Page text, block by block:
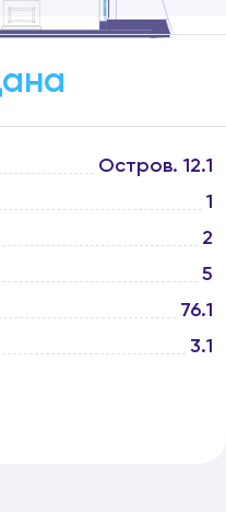
Остров. 12.1
1
2
5
76.1
3.1